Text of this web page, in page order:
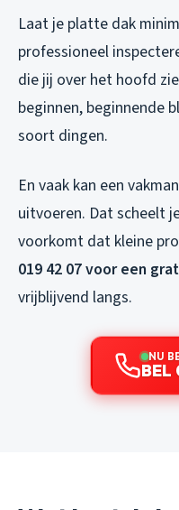
Laat je platte dak
professioneel
die jij over het hoofd
beginnen, beginnende
soort dingen.
En vaak kan een
uitvoeren. Dat scheelt
voorkomt dat kleine
019 42 07 voor een
vrijblijvend langs.
NU
BEL